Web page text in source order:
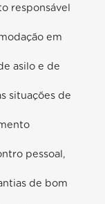
responsável
em
asilo e de
situações de
pessoal,
de bom